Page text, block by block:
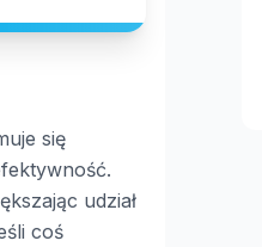
się
udział
coś